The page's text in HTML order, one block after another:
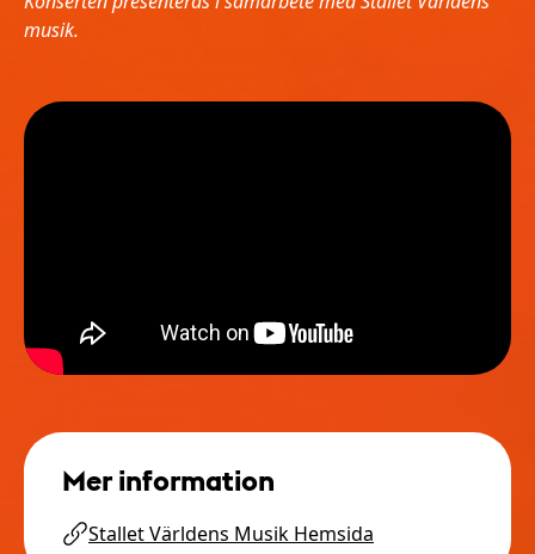
musik.
Mer information
Stallet Världens Musik Hemsida